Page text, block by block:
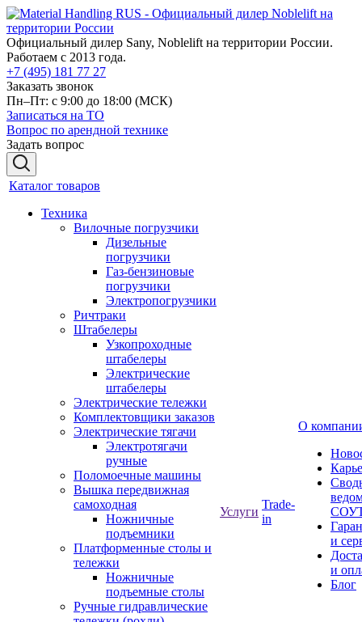
Официальный дилер Sany, Noblelift на территории России.
Работаем с 2013 года.
+7 (495) 181 77 27
Заказать звонок
Пн–Пт: с 9:00 до 18:00 (МСК)
Записаться на ТО
Вопрос по арендной технике
Задать вопрос
Каталог товаров
Техника
Вилочные погрузчики
Дизельные
погрузчики
Газ-бензиновые
погрузчики
Электропогрузчики
Ричтраки
Штабелеры
Узкопроходные
штабелеры
Электрические
штабелеры
Электрические тележки
Комплектовщики заказов
Электрические тягачи
Электротягачи
ручные
Поломоечные машины
Вышка передвижная
самоходная
Ножничные
подъемники
Платформенные столы и
тележки
Ножничные
подъемные столы
Ручные гидравлические
Услуги
Trade-
in
О
и
и
Блог